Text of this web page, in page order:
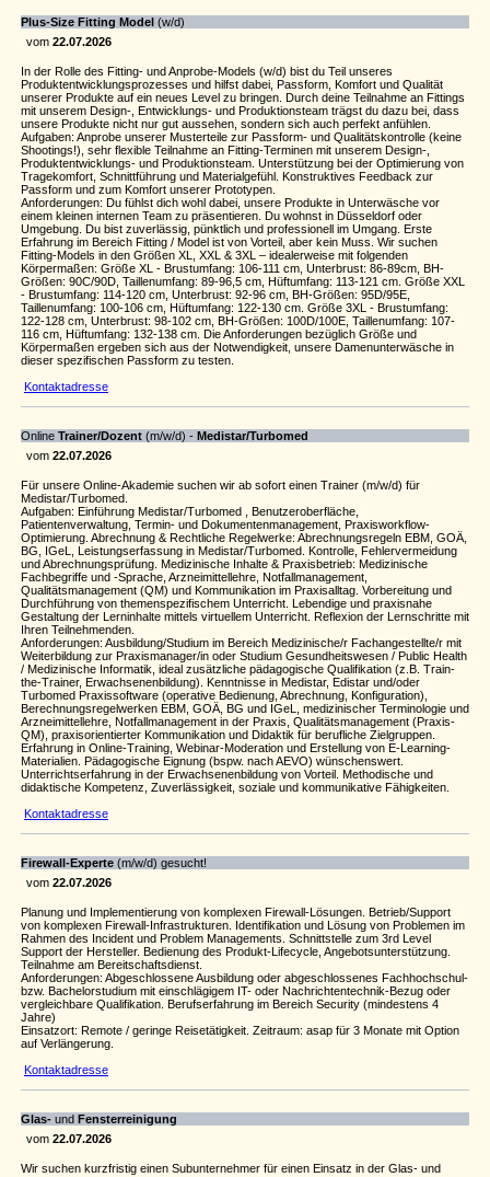
Plus-Size Fitting Model (w/d)
vom 22.07.2026
In der Rolle des Fitting- und Anprobe-Models (w/d) bist du Teil unseres
Produktentwicklungsprozesses und hilfst dabei, Passform, Komfort und Qualität
unserer Produkte auf ein neues Level zu bringen. Durch deine Teilnahme an Fittings
mit unserem Design-, Entwicklungs- und Produktionsteam trägst du dazu bei, dass
unsere Produkte nicht nur gut aussehen, sondern sich auch perfekt anfühlen.
Aufgaben: Anprobe unserer Musterteile zur Passform- und Qualitätskontrolle (keine
Shootings!), sehr flexible Teilnahme an Fitting-Terminen mit unserem Design-,
Produktentwicklungs- und Produktionsteam. Unterstützung bei der Optimierung von
Tragekomfort, Schnittführung und Materialgefühl. Konstruktives Feedback zur
Passform und zum Komfort unserer Prototypen.
Anforderungen: Du fühlst dich wohl dabei, unsere Produkte in Unterwäsche vor
einem kleinen internen Team zu präsentieren. Du wohnst in Düsseldorf oder
Umgebung. Du bist zuverlässig, pünktlich und professionell im Umgang. Erste
Erfahrung im Bereich Fitting / Model ist von Vorteil, aber kein Muss. Wir suchen
Fitting-Models in den Größen XL, XXL & 3XL – idealerweise mit folgenden
Körpermaßen: Größe XL - Brustumfang: 106-111 cm, Unterbrust: 86-89cm, BH-
Größen: 90C/90D, Taillenumfang: 89-96,5 cm, Hüftumfang: 113-121 cm. Größe XXL
- Brustumfang: 114-120 cm, Unterbrust: 92-96 cm, BH-Größen: 95D/95E,
Taillenumfang: 100-106 cm, Hüftumfang: 122-130 cm. Größe 3XL - Brustumfang:
122-128 cm, Unterbrust: 98-102 cm, BH-Größen: 100D/100E, Taillenumfang: 107-
116 cm, Hüftumfang: 132-138 cm. Die Anforderungen bezüglich Größe und
Körpermaßen ergeben sich aus der Notwendigkeit, unsere Damenunterwäsche in
dieser spezifischen Passform zu testen.
Kontaktadresse
Online Trainer/Dozent (m/w/d) - Medistar/Turbomed
vom 22.07.2026
Für unsere Online-Akademie suchen wir ab sofort einen Trainer (m/w/d) für
Medistar/Turbomed.
Aufgaben: Einführung Medistar/Turbomed , Benutzeroberfläche,
Patientenverwaltung, Termin- und Dokumentenmanagement, Praxisworkflow-
Optimierung. Abrechnung & Rechtliche Regelwerke: Abrechnungsregeln EBM, GOÄ,
BG, IGeL, Leistungserfassung in Medistar/Turbomed. Kontrolle, Fehlervermeidung
und Abrechnungsprüfung. Medizinische Inhalte & Praxisbetrieb: Medizinische
Fachbegriffe und -Sprache, Arzneimittellehre, Notfallmanagement,
Qualitätsmanagement (QM) und Kommunikation im Praxisalltag. Vorbereitung und
Durchführung von themenspezifischem Unterricht. Lebendige und praxisnahe
Gestaltung der Lerninhalte mittels virtuellem Unterricht. Reflexion der Lernschritte mit
Ihren Teilnehmenden.
Anforderungen: Ausbildung/Studium im Bereich Medizinische/r Fachangestellte/r mit
Weiterbildung zur Praxismanager/in oder Studium Gesundheitswesen / Public Health
/ Medizinische Informatik, ideal zusätzliche pädagogische Qualifikation (z.B. Train-
the-Trainer, Erwachsenenbildung). Kenntnisse in Medistar, Edistar und/oder
Turbomed Praxissoftware (operative Bedienung, Abrechnung, Konfiguration),
Berechnungsregelwerken EBM, GOÄ, BG und IGeL, medizinischer Terminologie und
Arzneimittellehre, Notfallmanagement in der Praxis, Qualitätsmanagement (Praxis-
QM), praxisorientierter Kommunikation und Didaktik für berufliche Zielgruppen.
Erfahrung in Online-Training, Webinar-Moderation und Erstellung von E-Learning-
Materialien. Pädagogische Eignung (bspw. nach AEVO) wünschenswert.
Unterrichtserfahrung in der Erwachsenenbildung von Vorteil. Methodische und
didaktische Kompetenz, Zuverlässigkeit, soziale und kommunikative Fähigkeiten.
Kontaktadresse
Firewall-Experte (m/w/d) gesucht!
vom 22.07.2026
Planung und Implementierung von komplexen Firewall-Lösungen. Betrieb/Support
von komplexen Firewall-Infrastrukturen. Identifikation und Lösung von Problemen im
Rahmen des Incident und Problem Managements. Schnittstelle zum 3rd Level
Support der Hersteller. Bedienung des Produkt-Lifecycle, Angebotsunterstützung.
Teilnahme am Bereitschaftsdienst.
Anforderungen: Abgeschlossene Ausbildung oder abgeschlossenes Fachhochschul-
bzw. Bachelorstudium mit einschlägigem IT- oder Nachrichtentechnik-Bezug oder
vergleichbare Qualifikation. Berufserfahrung im Bereich Security (mindestens 4
Jahre)
Einsatzort: Remote / geringe Reisetätigkeit. Zeitraum: asap für 3 Monate mit Option
auf Verlängerung.
Kontaktadresse
Glas- und Fensterreinigung
vom 22.07.2026
Wir suchen kurzfristig einen Subunternehmer für einen Einsatz in der Glas- und